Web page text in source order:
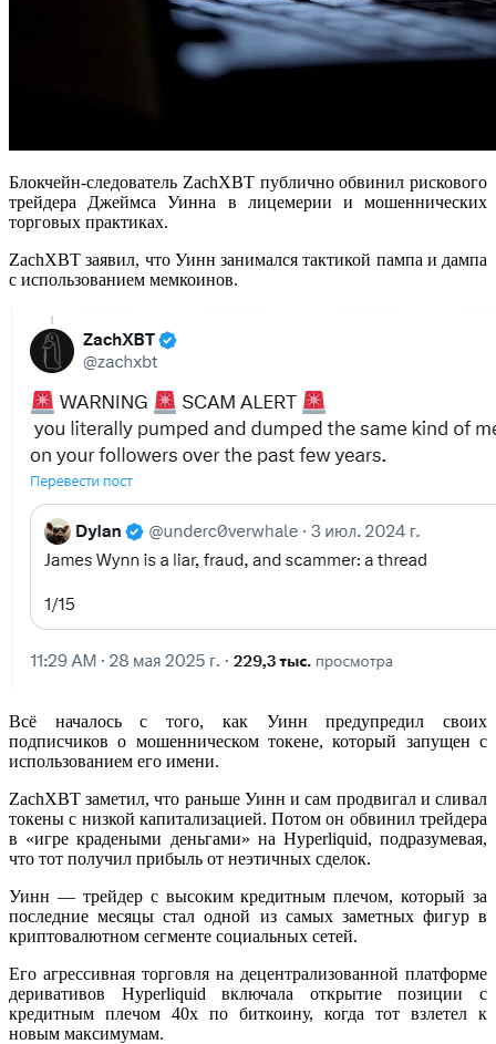
Блокчейн-следователь ZachXBT публично обвинил рискового
трейдера Джеймса Уинна в лицемерии и мошеннических
торговых практиках.
ZachXBT заявил, что Уинн занимался тактикой пампа и дампа
с использованием мемкоинов.
Всё началось с того, как Уинн предупредил своих
подписчиков о мошенническом токене, который запущен с
использованием его имени.
ZachXBT заметил, что раньше Уинн и сам продвигал и сливал
токены с низкой капитализацией. Потом он обвинил трейдера
в «игре крадеными деньгами» на Hyperliquid, подразумевая,
что тот получил прибыль от неэтичных сделок.
Уинн — трейдер с высоким кредитным плечом, который за
последние месяцы стал одной из самых заметных фигур в
криптовалютном сегменте социальных сетей.
Его агрессивная торговля на децентрализованной платформе
деривативов Hyperliquid включала открытие позиции с
кредитным плечом 40x по биткоину, когда тот взлетел к
новым максимумам.